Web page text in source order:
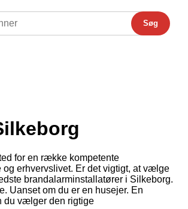
Søg
for en række kompetente
og erhvervslivet. Er det vigtigt, at vælge
brandalarminstallatører i Silkeborg.
Uanset om du er en husejer. En
du vælger den rigtige